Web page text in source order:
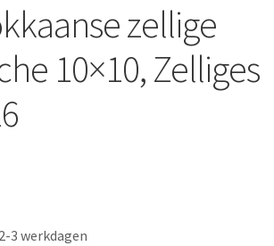
zellige
10×10, Zelliges
3 werkdagen